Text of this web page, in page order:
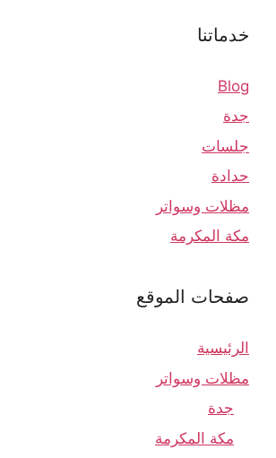
خدماتنا
Blog
جدة
جلسات
حدادة
مظلات وسواتر
مكة المكرمة
صفحات الموقع
الرئيسية
مظلات وسواتر
جدة
مكة المكرمة